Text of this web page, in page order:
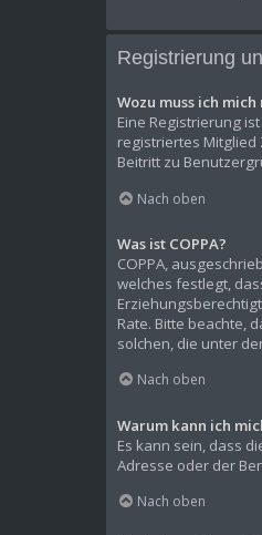
Registrierung
Wozu muss ich
Eine Registrierung
registriertes Mitglied
Beitritt zu
Nach oben
Was ist COPPA?
COPPA,
welches festlegt,
Rate. Bitte beachte,
solchen, die unter
Nach oben
Warum kann ich
Es kann sein, dass
Adresse oder der
Nach oben